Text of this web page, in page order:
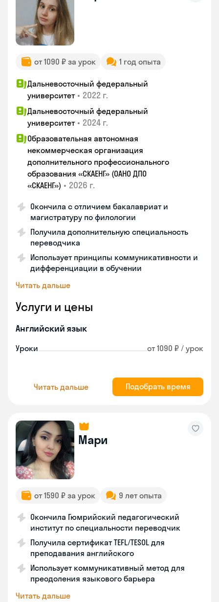
от 1090 ₽ за урок 1 год опыта
Дальневосточный федеральный
университет • 2022 г.
Дальневосточный федеральный
университет • 2024 г.
Образовательная автономная
некоммерческая организация
дополнительного профессионального
образования «СКАЕНГ» (ОАНО ДПО
«СКАЕНГ») • 2026 г.
Окончила с отличием бакалавриат и
магистратуру по филологии
Получила дополнительную специальность
переводчика
Использует принципы коммуникативности и
дифференциации в обучении
Читать дальше
Услуги и цены
Английский язык
Уроки от 1090 ₽ / урок
Читать дальше Подобрать время
Мари
от 1590 ₽ за урок 9 лет опыта
Окончила Гюмрийский педагогический
институт по специальности переводчик
Получила сертификат TEFL/TESOL для
преподавания английского
Использует коммуникативный метод для
преодоления языкового барьера
Читать дальше